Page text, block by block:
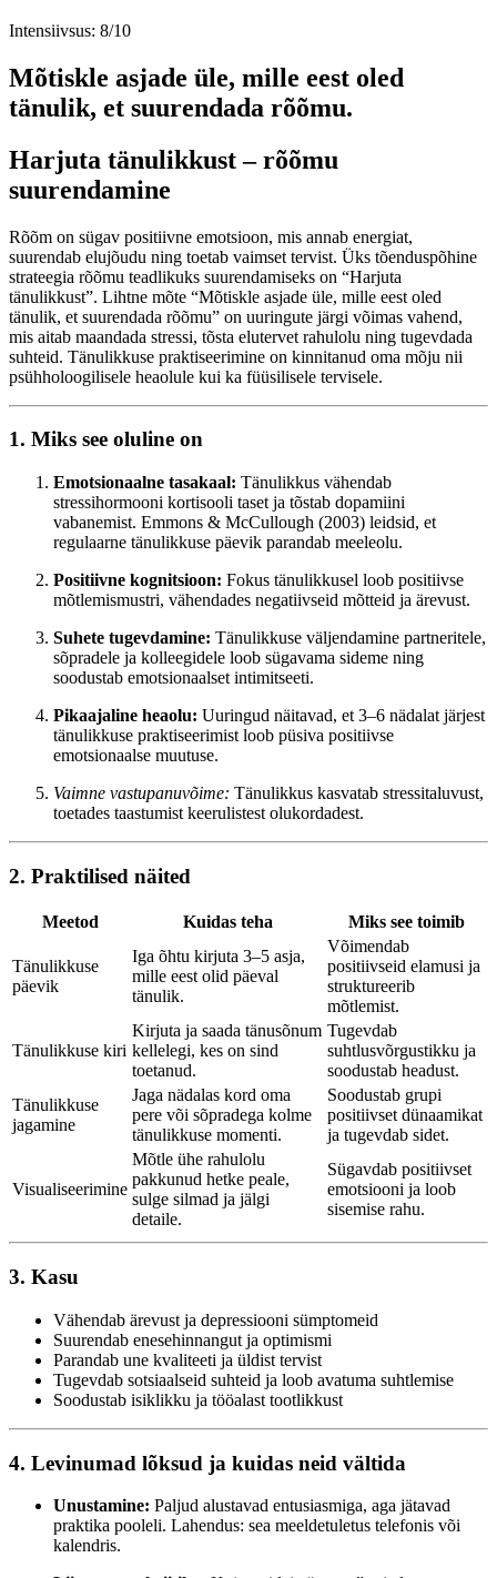
Intensiivsus: 8/10
Mõtiskle asjade üle, mille eest oled
tänulik, et suurendada rõõmu.
Harjuta tänulikkust – rõõmu
suurendamine
Rõõm on sügav positiivne emotsioon, mis annab energiat,
suurendab elujõudu ning toetab vaimset tervist. Üks tõenduspõhine
strateegia rõõmu teadlikuks suurendamiseks on “Harjuta
tänulikkust”. Lihtne mõte “Mõtiskle asjade üle, mille eest oled
tänulik, et suurendada rõõmu” on uuringute järgi võimas vahend,
mis aitab maandada stressi, tõsta elutervet rahulolu ning tugevdada
suhteid. Tänulikkuse praktiseerimine on kinnitanud oma mõju nii
psühholoogilisele heaolule kui ka füüsilisele tervisele.
1. Miks see oluline on
Emotsionaalne tasakaal: Tänulikkus vähendab
stressihormooni kortisooli taset ja tõstab dopamiini
vabanemist. Emmons & McCullough (2003) leidsid, et
regulaarne tänulikkuse päevik parandab meeleolu.
Positiivne kognitsioon: Fokus tänulikkusel loob positiivse
mõtlemismustri, vähendades negatiivseid mõtteid ja ärevust.
Suhete tugevdamine: Tänulikkuse väljendamine partneritele,
sõpradele ja kolleegidele loob sügavama sideme ning
soodustab emotsionaalset intimitseeti.
Pikaajaline heaolu: Uuringud näitavad, et 3–6 nädalat järjest
tänulikkuse praktiseerimist loob püsiva positiivse
emotsionaalse muutuse.
Vaimne vastupanuvõime: Tänulikkus kasvatab stressitaluvust,
toetades taastumist keerulistest olukordadest.
2. Praktilised näited
Meetod Kuidas teha Miks see toimib
Tänulikkuse
päevik
Iga õhtu kirjuta 3–5 asja,
mille eest olid päeval
tänulik.
Võimendab
positiivseid elamusi ja
struktureerib
mõtlemist.
Tänulikkuse kiri
Kirjuta ja saada tänusõnum
kellelegi, kes on sind
toetanud.
Tugevdab
suhtlusvõrgustikku ja
soodustab headust.
Tänulikkuse
jagamine
Jaga nädalas kord oma
pere või sõpradega kolme
tänulikkuse momenti.
Soodustab grupi
positiivset dünaamikat
ja tugevdab sidet.
Visualiseerimine
Mõtle ühe rahulolu
pakkunud hetke peale,
sulge silmad ja jälgi
detaile.
Sügavdab positiivset
emotsiooni ja loob
sisemise rahu.
3. Kasu
Vähendab ärevust ja depressiooni sümptomeid
Suurendab enesehinnangut ja optimismi
Parandab une kvaliteeti ja üldist tervist
Tugevdab sotsiaalseid suhteid ja loob avatuma suhtlemise
Soodustab isiklikku ja tööalast tootlikkust
4. Levinumad lõksud ja kuidas neid vältida
Unustamine: Paljud alustavad entusiasmiga, aga jätavad
praktika pooleli. Lahendus: sea meeldetuletus telefonis või
kalendris.